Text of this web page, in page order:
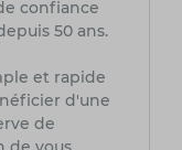
confiance
50 ans.
et rapide
d'une
de